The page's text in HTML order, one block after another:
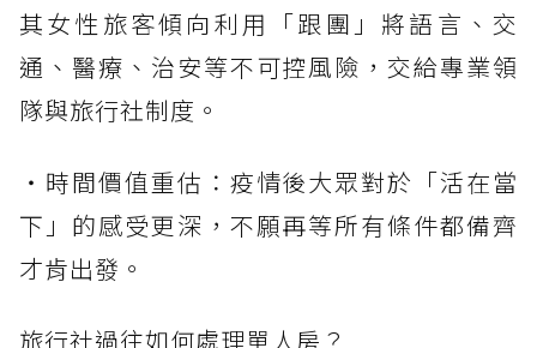
其女性旅客傾向利用「跟團」將語言、交
通、醫療、治安等不可控風險，交給專業領
隊與旅行社制度。
・時間價值重估：疫情後大眾對於「活在當
下」的感受更深，不願再等所有條件都備齊
才肯出發。
旅行社過往如何處理單人房？